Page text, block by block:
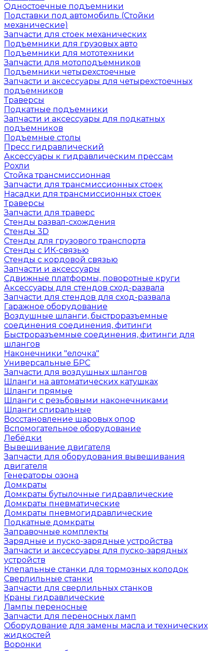
Одностоечные подъемники
Подставки под автомобиль (Стойки
механические)
Запчасти для стоек механических
Подъемники для грузовых авто
Подъемники для мототехники
Запчасти для мотоподъемников
Подъемники четырехстоечные
Запчасти и аксессуары для четырехстоечных
подъемников
Траверсы
Подкатные подъемники
Запчасти и аксессуары для подкатных
подъемников
Подъемные столы
Пресс гидравлический
Аксессуары к гидравлическим прессам
Рохли
Стойка трансмиссионная
Запчасти для трансмиссионных стоек
Насадки для трансмиссионных стоек
Траверсы
Запчасти для траверс
Стенды развал-схождения
Стенды 3D
Стенды для грузового транспорта
Стенды с ИК-связью
Стенды с кордовой связью
Запчасти и аксессуары
Сдвижные платформы, поворотные круги
Аксессуары для стендов сход-развала
Запчасти для стендов для сход-развала
Гаражное оборудование
Воздушные шланги, быстроразъемные
соединения соединения, фитинги
Быстроразъемные соединения, фитинги для
шлангов
Наконечники "елочка"
Универсальные БРС
Запчасти для воздушных шлангов
Шланги на автоматических катушках
Шланги прямые
Шланги с резьбовыми наконечниками
Шланги спиральные
Восстановление шаровых опор
Вспомогательное оборудование
Лебёдки
Вывешивание двигателя
Запчасти для оборудования вывешивания
двигателя
Генераторы озона
Домкраты
Домкраты бутылочные гидравлические
Домкраты пневматические
Домкраты пневмогидравлические
Подкатные домкраты
Заправочные комплекты
Зарядные и пуско-зарядные устройства
Запчасти и аксессуары для пуско-зарядных
устройств
Клепальные станки для тормозных колодок
Сверлильные станки
Запчасти для сверлильных станков
Краны гидравлические
Лампы переносные
Запчасти для переносных ламп
Оборудование для замены масла и технических
жидкостей
Воронки